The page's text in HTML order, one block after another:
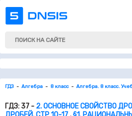
ГДЗ Алгебра 8 класс Алгебра. 8 класс.
ГДЗ: 37 - 2. ОСНОВНОЕ СВОЙСТВО